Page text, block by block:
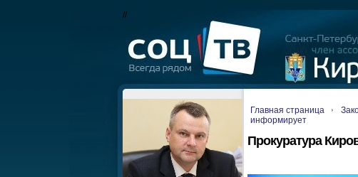
//
Главная страница
информирует
Прокуратура